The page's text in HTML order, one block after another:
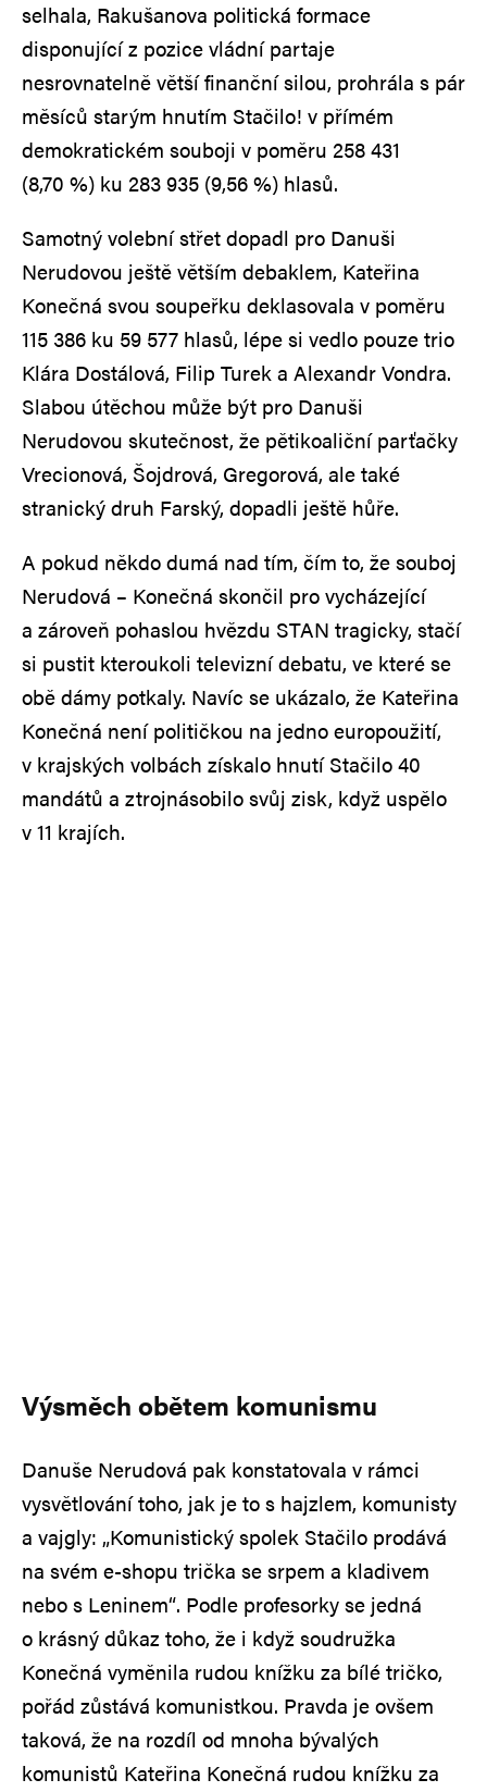
selhala, Rakušanova politická formace
disponující z pozice vládní partaje
nesrovnatelně větší finanční silou, prohrála s pár
měsíců starým hnutím Stačilo! v přímém
demokratickém souboji v poměru 258 431
(8,70 %) ku 283 935 (9,56 %) hlasů.
Samotný volební střet dopadl pro Danuši
Nerudovou ještě větším debaklem, Kateřina
Konečná svou soupeřku deklasovala v poměru
115 386 ku 59 577 hlasů, lépe si vedlo pouze trio
Klára Dostálová, Filip Turek a Alexandr Vondra.
Slabou útěchou může být pro Danuši
Nerudovou skutečnost, že pětikoaliční parťačky
Vrecionová, Šojdrová, Gregorová, ale také
stranický druh Farský, dopadli ještě hůře.
A pokud někdo dumá nad tím, čím to, že souboj
Nerudová – Konečná skončil pro vycházející
a zároveň pohaslou hvězdu STAN tragicky, stačí
si pustit kteroukoli televizní debatu, ve které se
obě dámy potkaly. Navíc se ukázalo, že Kateřina
Konečná není političkou na jedno europoužití,
v krajských volbách získalo hnutí Stačilo 40
mandátů a ztrojnásobilo svůj zisk, když uspělo
v 11 krajích.
Výsměch obětem komunismu
Danuše Nerudová pak konstatovala v rámci
vysvětlování toho, jak je to s hajzlem, komunisty
a vajgly: „Komunistický spolek Stačilo prodává
na svém e-shopu trička se srpem a kladivem
nebo s Leninem“. Podle profesorky se jedná
o krásný důkaz toho, že i když soudružka
Konečná vyměnila rudou knížku za bílé tričko,
pořád zůstává komunistkou. Pravda je ovšem
taková, že na rozdíl od mnoha bývalých
komunistů Kateřina Konečná rudou knížku za